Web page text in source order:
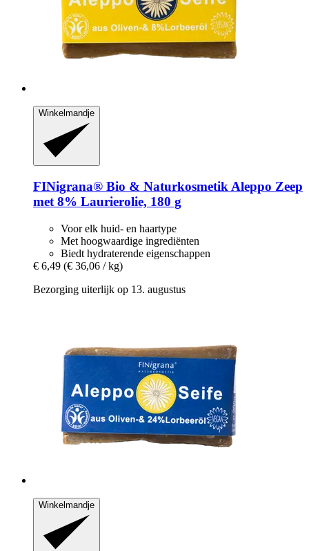
Winkelmandje
FINigrana® Bio & Naturkosmetik Aleppo Zeep
met 8% Laurierolie, 180 g
Voor elk huid- en haartype
Met hoogwaardige ingrediënten
Biedt hydraterende eigenschappen
€ 6,49 (€ 36,06 / kg)
Bezorging uiterlijk op 13. augustus
Winkelmandje